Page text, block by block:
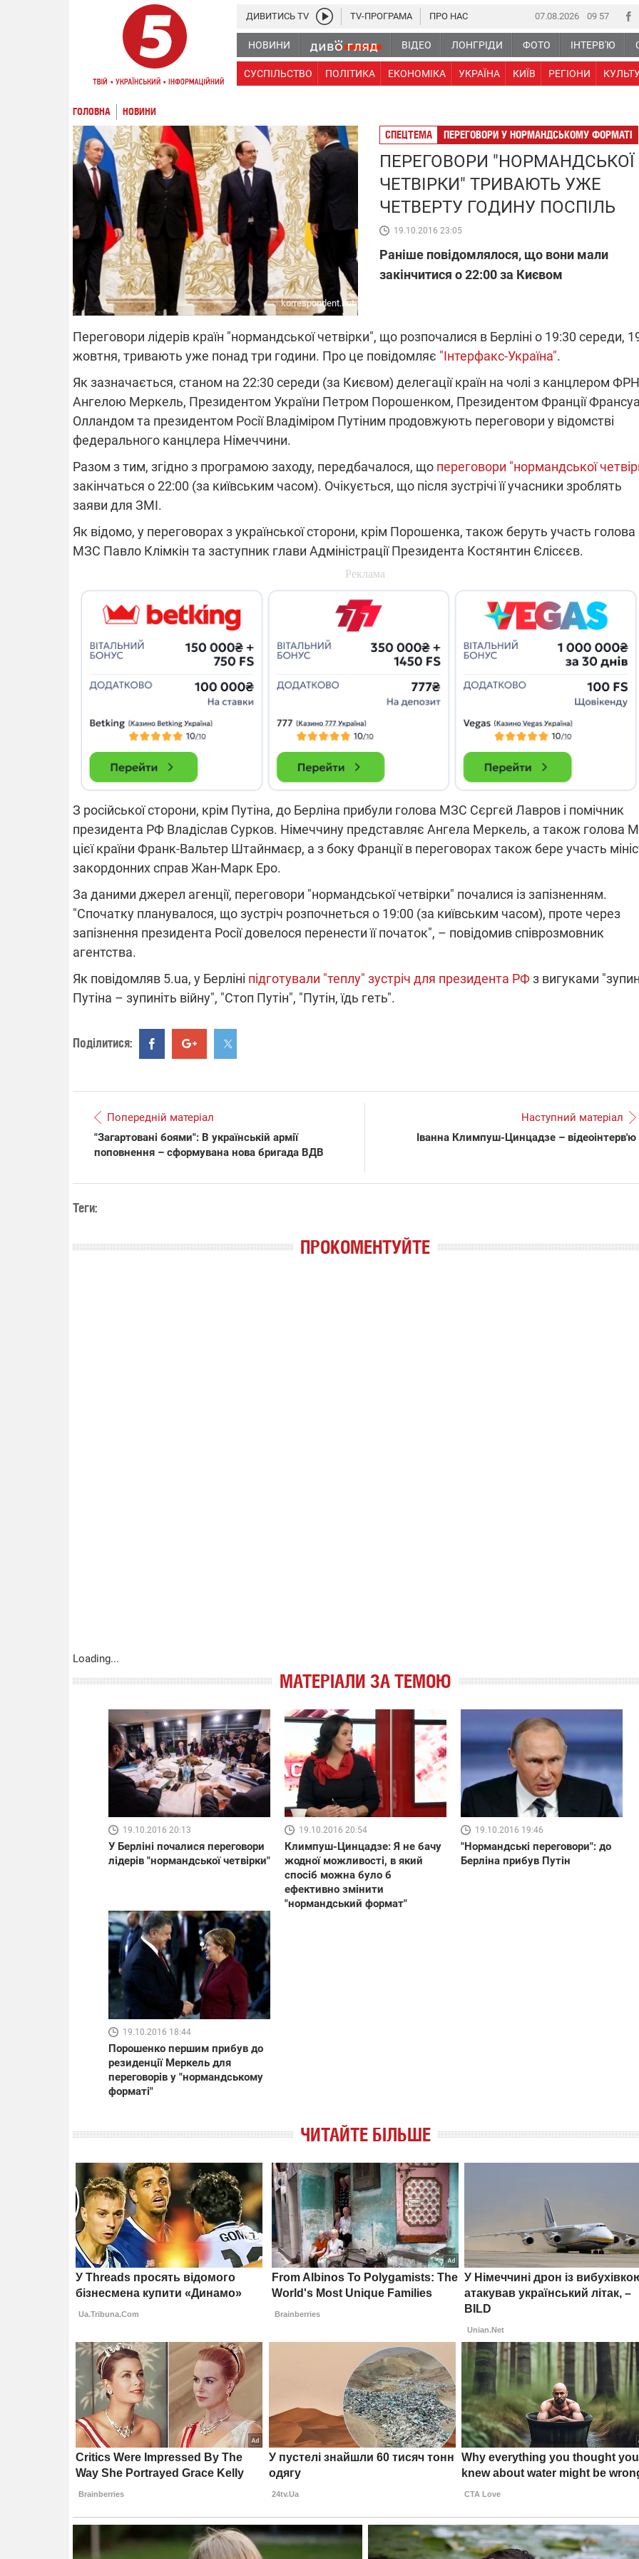
07.08.2026 09:57
НОВИНИ ВІДЕО ЛОНГРІДИ ФОТО ІНТЕРВ'Ю
СУСПІЛЬСТВО ПОЛІТИКА ЕКОНОМІКА УКРАЇНА КИЇВ РЕГІОНИ
ДИВИТИСЬ TV TV-ПРОГРАМА ПРО НАС
ГОЛОВНА НОВИНИ
korrespondent.net
СПЕЦТЕМА ПЕРЕГОВОРИ У НОРМАНДСЬКОМУ ФОРМАТІ
ПЕРЕГОВОРИ "НОРМАНДСЬКОЇ
ЧЕТВІРКИ" ТРИВАЮТЬ УЖЕ
ЧЕТВЕРТУ ГОДИНУ ПОСПІЛЬ
19.10.2016 23:05
Раніше повідомлялося, що вони мали
закінчитися о 22:00 за Києвом
Переговори лідерів країн "нормандської четвірки", що розпочалися в Берліні о 19:30 середи,
жовтня, тривають уже понад три години. Про це повідомляє "Інтерфакс-Україна".
Як зазначається, станом на 22:30 середи (за Києвом) делегації країн на чолі з канцлером ФРН
Ангелою Меркель, Президентом України Петром Порошенком, Президентом Франції Франсуа
Олландом та президентом Росії Владіміром Путіним продовжують переговори у відомстві
федерального канцлера Німеччини.
Разом з тим, згідно з програмою заходу, передбачалося, що переговори "нормандської
закінчаться о 22:00 (за київським часом). Очікується, що після зустрічі її учасники зроблять
заяви для ЗМІ.
Як відомо, у переговорах з української сторони, крім Порошенка, також беруть участь голова
МЗС Павло Клімкін та заступник глави Адміністрації Президента Костянтин Єлісєєв.
З російської сторони, крім Путіна, до Берліна прибули голова МЗС Сєргєй Лавров і помічник
президента РФ Владіслав Сурков. Німеччину представляє Ангела Меркель, а також голова
цієї країни Франк-Вальтер Штайнмаєр, а з боку Франції в переговорах також бере участь
закордонних справ Жан-Марк Еро.
За даними джерел агенції, переговори "нормандської четвірки" почалися із запізненням.
"Спочатку планувалося, що зустріч розпочнеться о 19:00 (за київським часом), проте через
запізнення президента Росії довелося перенести її початок", – повідомив співрозмовник
агентства.
Як повідомляв 5.ua, у Берліні підготували "теплу" зустріч для президента РФз вигуками
Путіна – зупиніть війну", "Стоп Путін", "Путін, їдь геть".
Поділитися:
Попередній матеріал
"Загартовані боями": В українській армії
поповнення – сформувана нова бригада ВДВ
Наступний матеріал
Іванна Климпуш-Цинцадзе – відеоінтерв'ю
Теги:
ПРОКОМЕНТУЙТЕ
Loading...
МАТЕРІАЛИ ЗА ТЕМОЮ
19.10.2016 20:13
У Берліні почалися переговори
лідерів "нормандської четвірки"
19.10.2016 20:54
Климпуш-Цинцадзе: Я не бачу
жодної можливості, в який
спосіб можна було б
ефективно змінити
"нормандський формат"
19.10.2016 19:46
"Нормандські переговори": до
Берліна прибув Путін
19.10.2016 18:44
Порошенко першим прибув до
резиденції Меркель для
переговорів у "нормандському
форматі"
ЧИТАЙТЕ БІЛЬШЕ
ВІДКЛЮЧЕННЯ СВІТЛА В УКРАЇНІ
Частина споживачів у чотирьох
російських обстрілів
спеку у серпні, можуть повернутися
графіки відключень – подробиці
ПЛІВКИ МІНДІЧА: СПРАВА
ОБОРУДОК ДРУГА
Нова підозра у справі Міндіча:
Чернишова зняли електронний
браслет стеження
Підтримай
"Машинерію війни" та
виграй легендарний
Dodge Challenger
14.11.2025 17:15
збір коштів на потреби
одразу чотирьох
бригад ЗСУ
передовій:
підтримайте
військкорів "5 каналу",
які знімають на
напрямках фронту
04.12.2025 12:37
фронт": стрілецька
бригада Повітряних
сил ЗСУ збирає на
НРК Numo